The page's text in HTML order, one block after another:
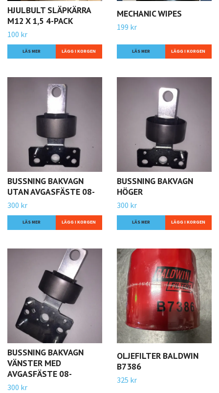
HJULBULT SLÄPKÄRRA
M12 X 1,5 4-PACK
100 kr
LÄS MER
MECHANIC WIPES
199 kr
LÄS MER
BUSSNING BAKVAGN
UTAN AVGASFÄSTE 08-
300 kr
LÄS MER
BUSSNING BAKVAGN
HÖGER
300 kr
LÄS MER
BUSSNING BAKVAGN
VÄNSTER MED
AVGASFÄSTE 08-
300 kr
OLJEFILTER BALDWIN
B7386
325 kr